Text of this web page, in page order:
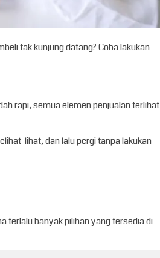
tak kunjung datang? Coba lakukan
rapi, semua elemen penjualan terlihat
lihat, dan lalu pergi tanpa lakukan
terlalu banyak pilihan yang tersedia di